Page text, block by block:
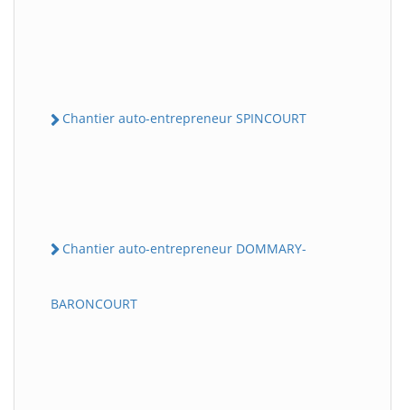
Chantier auto-entrepreneur SPINCOURT
Chantier auto-entrepreneur DOMMARY-
BARONCOURT